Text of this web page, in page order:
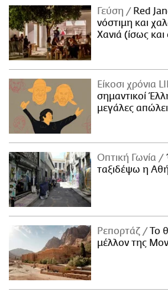
Γεύση
Red
νόστιμη και
Χανιά (ίσως
Είκοσι χρόνια
σημαντικοί
μεγάλες
Οπτική Γωνία
ταξιδέψω η
Ρεπορτάζ
Το
μέλλον της